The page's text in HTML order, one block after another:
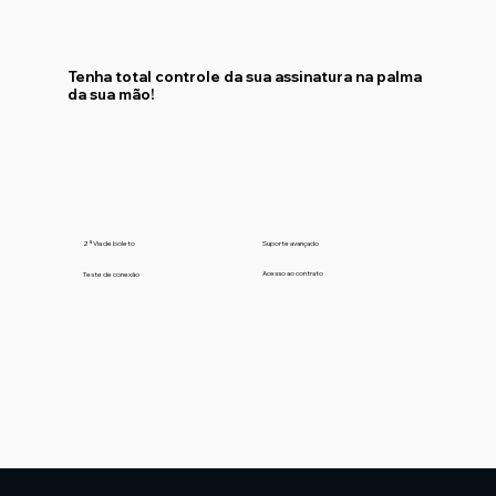
Tenha total controle da sua assinatura na palma
da sua mão!
2ª Via de boleto
Teste de conexão
Suporte avançado
Acesso ao contrato